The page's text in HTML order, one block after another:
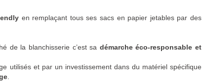
en remplaçant tous ses sacs en papier jetables par des
de la blanchisserie c’est sa démarche éco-responsable et
utilisés et par un investissement dans du matériel spécifique